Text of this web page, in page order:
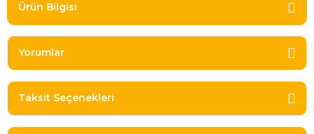
Ürün Bilgisi
Yorumlar
Taksit Seçenekleri